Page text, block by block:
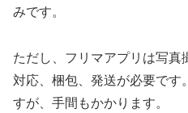
みです。
ただし、フリマアプリは写
対応、梱包、発送が必要です
すが、手間もかかります。